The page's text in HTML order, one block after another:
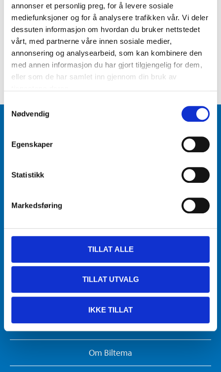
annonser et personlig preg, for å levere sosiale
mediefunksjoner og for å analysere trafikken vår. Vi deler
dessuten informasjon om hvordan du bruker nettstedet
vårt, med partnerne våre innen sosiale medier,
annonsering og analysearbeid, som kan kombinere den
med annen informasjon du har gjort tilgjengelig for dem,
eller som de har samlet inn gjennom din bruk av
Samtykkevalg
Nødvendig
Egenskaper
Statistikk
Markedsføring
TILLAT ALLE
TILLAT UTVALG
IKKE TILLAT
«Dette er et konseptvarehus på hele 5 500
kvadratmeter med hele Biltemas sortiment på over 19
000 varer med Biltema Cafe. Her venter vi lang kø, og
ønsker alle velkommen til jubileumsåpning» sier
Bergby.
Brosjyrer
Kundesenter
Gavekort
Biltemakortet
Om Biltema